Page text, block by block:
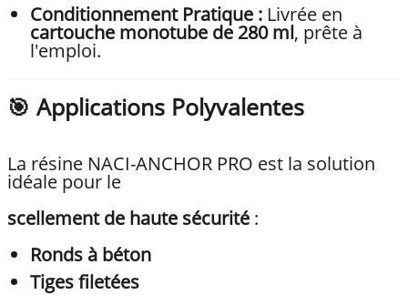
Conditionnement Pratique : Livrée en
cartouche monotube de 280 ml, prête à
l'emploi.
🎯 Applications Polyvalentes
La résine NACI-ANCHOR PRO est la solution
idéale pour le
scellement de haute sécurité :
Ronds à béton
Tiges filetées